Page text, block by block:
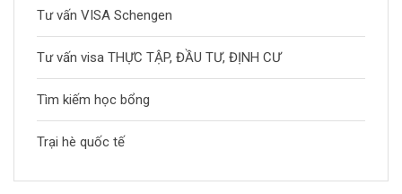
Tư vấn VISA Schengen
Tư vấn visa THỰC TẬP, ĐẦU TƯ, ĐỊNH CƯ
Tìm kiếm học bổng
Trại hè quốc tế